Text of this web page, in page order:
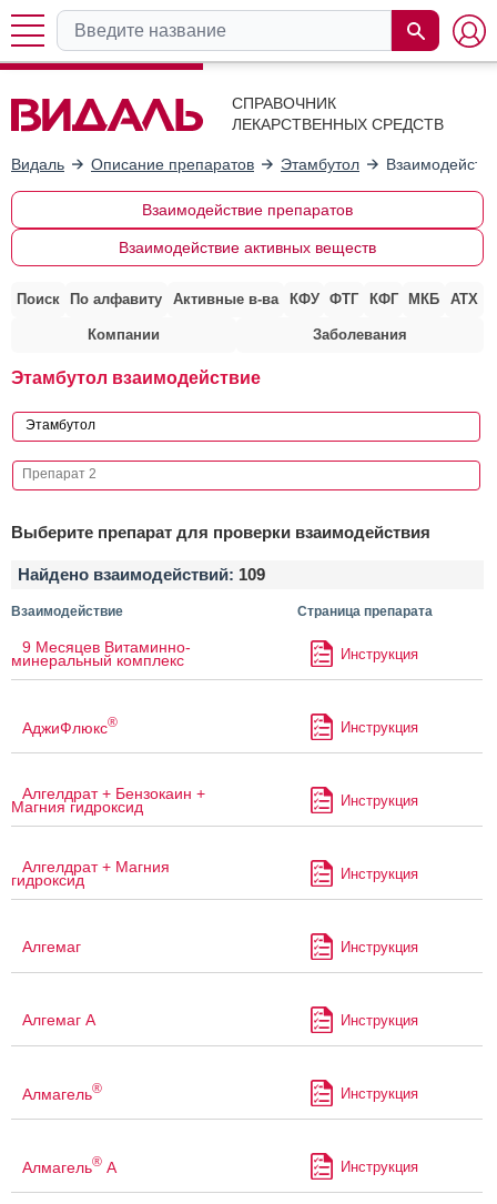
СПРАВОЧНИК
ЛЕКАРСТВЕННЫХ СРЕДСТВ
Видаль Описание препаратов Этамбутол
Взаимодействие препаратов
Взаимодействие активных веществ
Поиск По алфавиту Активные в-ва КФУ ФТГ КФГ МКБ АТХ
Компании Заболевания
Этамбутол взаимодействие
Выберите препарат для проверки взаимодействия
Найдено взаимодействий: 109
Взаимодействие Страница препарата
9 Месяцев Витаминно-
минеральный комплекс Инструкция
АджиФлюкс® Инструкция
Алгелдрат + Бензокаин +
Магния гидроксид Инструкция
Алгелдрат + Магния
гидроксид Инструкция
Алгемаг Инструкция
Алгемаг А Инструкция
Алмагель® Инструкция
Алмагель® А Инструкция